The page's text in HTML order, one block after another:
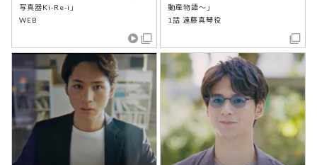
写真器Ki-Re-i」
WEB
動産物語～」
1話 遠藤真琴役